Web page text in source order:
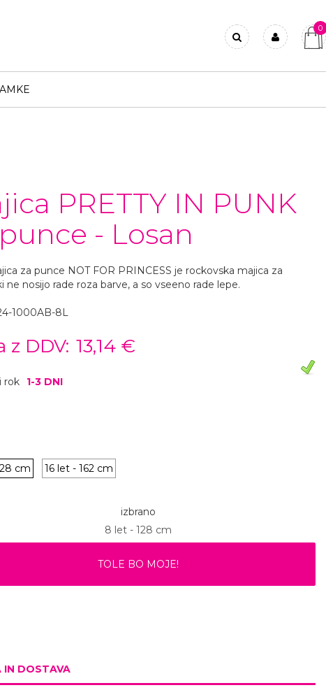
0
PRETTY IN PUNK
- Losan
za punce NOT FOR PRINCESS je rockovska majica za
ne nosijo rade roza barve, a so vseeno rade lepe.
1000AB-8L
z DDV: 13,14 €
rok
1-3 DNI
cm 16 let - 162 cm
izbrano
8 let - 128 cm
TOLE BO MOJE!
IN DOSTAVA